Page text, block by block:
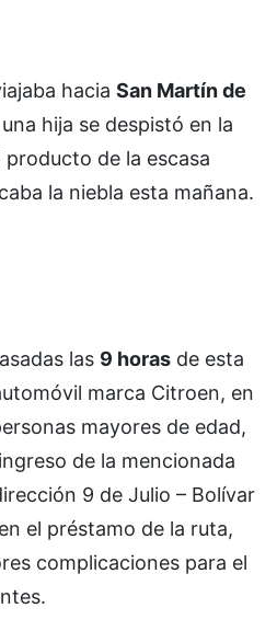
hacia San Martín de
hija se despistó en la
producto de la escasa
la niebla esta mañana.
las 9 horas de esta
marca Citroen, en
mayores de edad,
de la mencionada
9 de Julio – Bolívar
el préstamo de la ruta,
complicaciones para el